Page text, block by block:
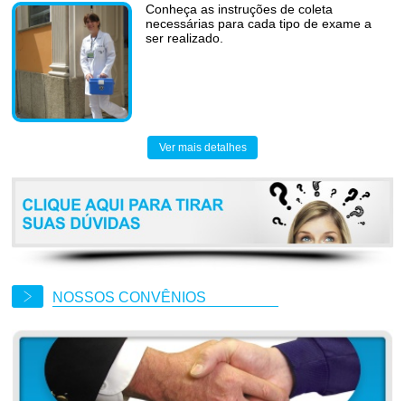
Conheça as instruções de coleta
necessárias para cada tipo de exame a
ser realizado.
Ver mais detalhes
NOSSOS CONVÊNIOS